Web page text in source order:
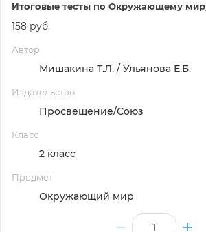
Итоговые тесты по Окружающему
158 руб.
Автор
Мишакина Т.Л. / Ульянова Е.Б.
Издательство
Просвещение/Союз
Класс
2 класс
Предмет
Окружающий мир